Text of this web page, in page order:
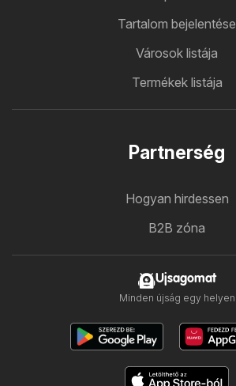
Tartalom bejelentése
Városok listája
Termékek listája
Partnerség
Hogyan hirdessen
B2B zóna
Ujsagomat
Minden újság egy helyen